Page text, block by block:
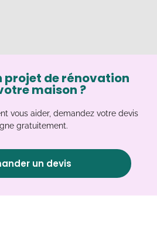
projet de rénovation
maison ?
vous aider, demandez votre devis
gratuitement.
un devis